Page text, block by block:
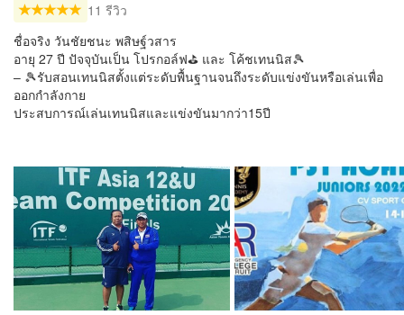
11 รีวิว
ชื่อจริง วันชัยชนะ พสิษฐ์วสาร
อายุ 27 ปี ปัจจุบันเป็น โปรกอล์ฟ⛳️ และ โค้ชเทนนิส🎾
– 🎾รับสอนเทนนิสตั้งแต่ระดับพื้นฐานจนถึงระดับแข่งขันหรือเล่นเพื่อ
ออกกำลังกาย
ประสบการณ์เล่นเทนนิสและแข่งขันมากว่า15ปี